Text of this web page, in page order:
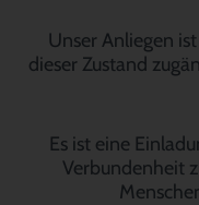
Unser Anliegen
dieser Zustand
Es ist eine
Verbundenheit